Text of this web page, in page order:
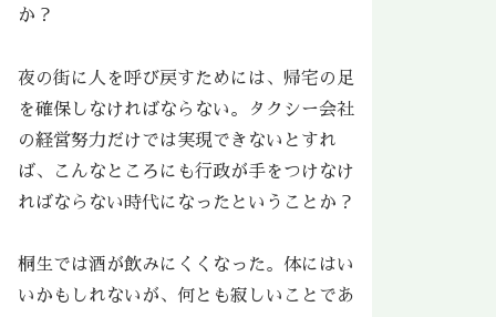
か？
夜の街に人を呼び戻すためには、帰宅の足
を確保しなければならない。タクシー会社
の経営努力だけでは実現できないとすれ
ば、こんなところにも行政が手をつけなけ
ればならない時代になったということか？
桐生では酒が飲みにくくなった。体にはい
いかもしれないが、何とも寂しいことであ